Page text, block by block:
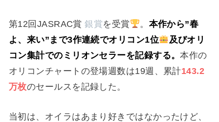
第12回JASRAC賞銀賞を受賞 。 本作から”春
よ、来い”まで3作連続でオリコン1位
及びオリ
コン集計でのミリオンセラーを記録する。本作の
オリコンチャートの登場週数は19週、累計143.2
万枚のセールスを記録した。
当初は、オイラはあまり好きではなかったけど、